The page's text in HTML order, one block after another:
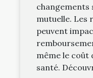
changements
mutuelle. Les
peuvent
même le
santé.